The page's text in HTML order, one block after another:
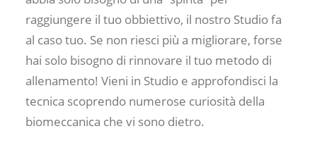
raggiungere il tuo obbiettivo, il nostro Studio fa
al caso tuo. Se non riesci più a migliorare, forse
hai solo bisogno di rinnovare il tuo metodo di
allenamento! Vieni in Studio e approfondisci la
tecnica scoprendo numerose curiosità della
biomeccanica che vi sono dietro.